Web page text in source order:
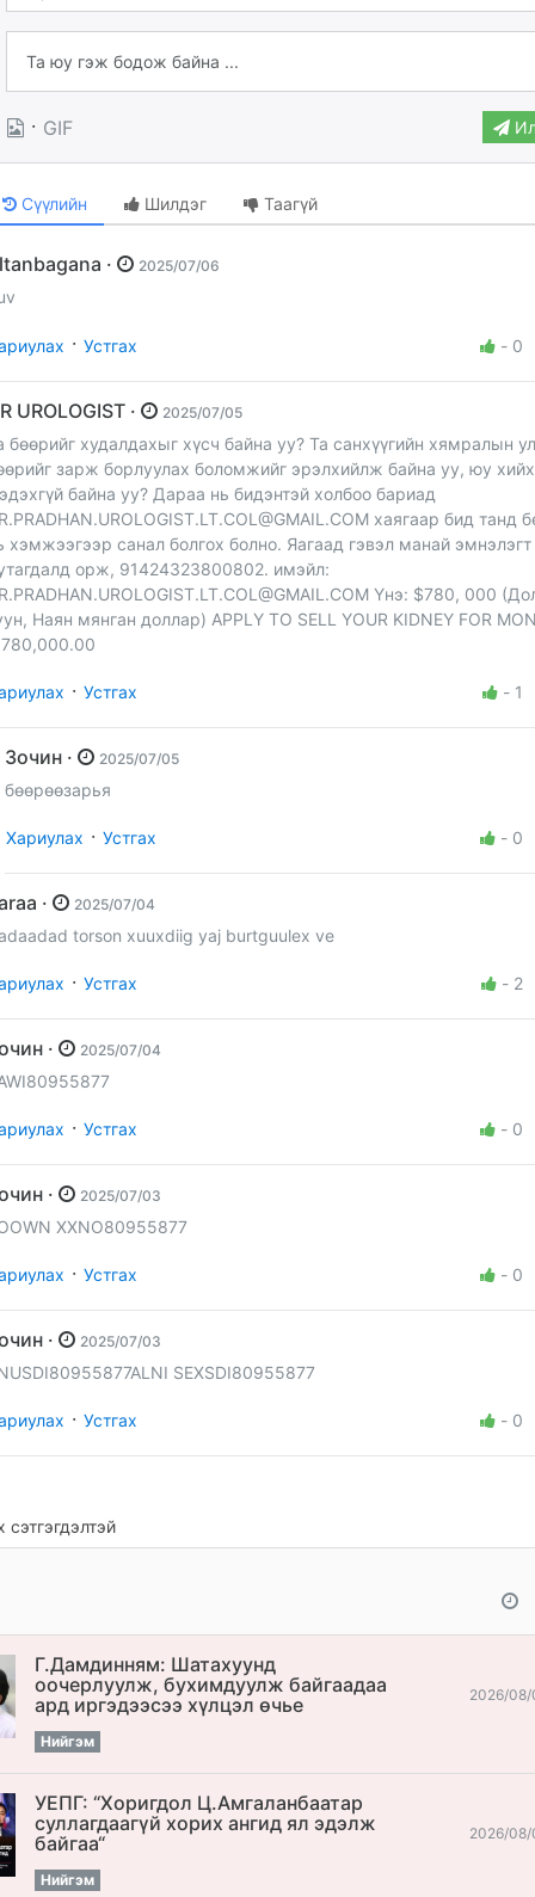
· GIF
Сүүлийн Шилдэг Таагүй
Altanbagana · 2025/07/06
· Устгах - 0
DR UROLOGIST · 2025/07/05
бөөрийг худалдахыг хүсч байна уу? Та санхүүгийн хямралын
зарж борлуулах боломжийг эрэлхийлж байна уу, юу
байна уу? Дараа нь бидэнтэй холбоо бариад
хаягаар бид танд
хэмжээгээр санал болгох болно. Яагаад гэвэл манай
орж, 91424323800802. имэйл:
Yнэ: $780, 000
Наян мянган доллар) APPLY TO SELL YOUR KIDNEY FOR
· Устгах - 1
Зочин · 2025/07/05
бөөрөөзарья
Хариулах · Устгах - 0
Saraa · 2025/07/04
torson xuuxdiig yaj burtguulex ve
· Устгах - 2
Зочин · 2025/07/04
· Устгах - 0
Зочин · 2025/07/03
XXNO80955877
· Устгах - 0
Зочин · 2025/07/03
SEXSDI80955877
· Устгах - 0
Г.Дамдинням: Шатахуунд
оочерлуулж, бухимдуулж байгаадаа
ард иргэдээсээ хүлцэл өчье
Нийгэм
2026/08/
УЕПГ: “Хоригдол Ц.Амгаланбаатар
cуллагдаагүй хорих ангид ял эдэлж
байгаа“
Нийгэм
2026/08/